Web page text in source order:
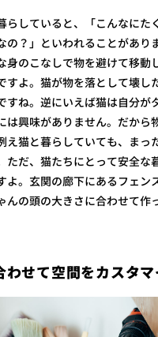
らしていると、「こんなにた
の？」といわれることがあり
身のこなしで物を避けて移動
すよ。猫が物を落として壊し
すね。逆にいえば猫は自分が
は興味がありません。だから
え猫と暮らしていても、まっ
ただ、猫たちにとって安全な
よ。玄関の廊下にあるフェン
んの頭の大きさに合わせて作
せて空間をカスタマ